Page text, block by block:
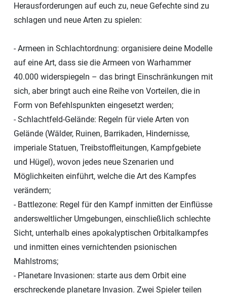
Herausforderungen auf euch zu, neue Gefechte sind zu
schlagen und neue Arten zu spielen:
- Armeen in Schlachtordnung: organisiere deine Modelle
auf eine Art, dass sie die Armeen von Warhammer
40.000 widerspiegeln – das bringt Einschränkungen mit
sich, aber bringt auch eine Reihe von Vorteilen, die in
Form von Befehlspunkten eingesetzt werden;
- Schlachtfeld-Gelände: Regeln für viele Arten von
Gelände (Wälder, Ruinen, Barrikaden, Hindernisse,
imperiale Statuen, Treibstoffleitungen, Kampfgebiete
und Hügel), wovon jedes neue Szenarien und
Möglichkeiten einführt, welche die Art des Kampfes
verändern;
- Battlezone: Regel für den Kampf inmitten der Einflüsse
andersweltlicher Umgebungen, einschließlich schlechte
Sicht, unterhalb eines apokalyptischen Orbitalkampfes
und inmitten eines vernichtenden psionischen
Mahlstroms;
- Planetare Invasionen: starte aus dem Orbit eine
erschreckende planetare Invasion. Zwei Spieler teilen